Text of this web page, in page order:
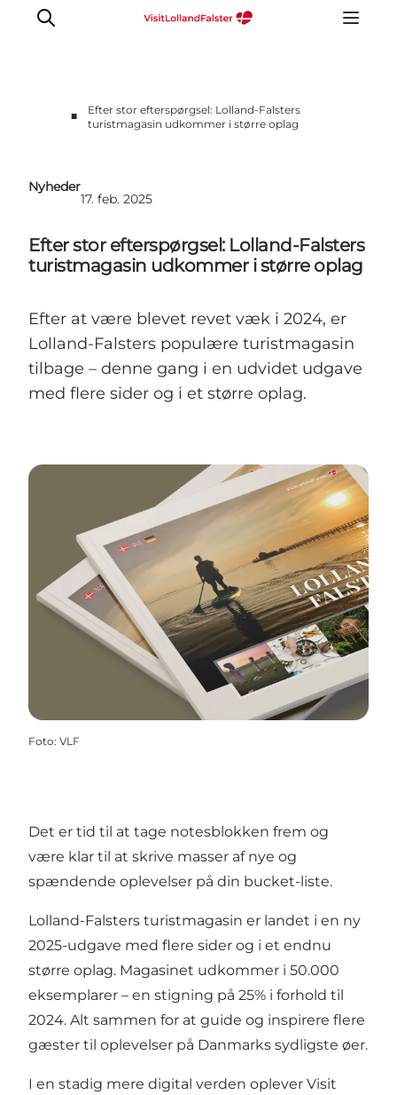
■
Efter stor efterspørgsel: Lolland-Falsters
turistmagasin udkommer i større oplag
Nyheder
17. feb. 2025
Efter stor efterspørgsel: Lolland-Falsters
turistmagasin udkommer i større oplag
Efter at være blevet revet væk i 2024, er
Lolland-Falsters populære turistmagasin
tilbage – denne gang i en udvidet udgave
med flere sider og i et større oplag.
Foto: VLF
Det er tid til at tage notesblokken frem og
være klar til at skrive masser af nye og
spændende oplevelser på din bucket-liste.
Lolland-Falsters turistmagasin er landet i en ny
2025-udgave med flere sider og i et endnu
større oplag. Magasinet udkommer i 50.000
eksemplarer – en stigning på 25% i forhold til
2024. Alt sammen for at guide og inspirere flere
gæster til oplevelser på Danmarks sydligste øer.
I en stadig mere digital verden oplever Visit